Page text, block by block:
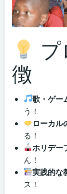
徴
歌・ゲー
う！
ローカル
る！
ホリデー
ん！
実践的な
ス！